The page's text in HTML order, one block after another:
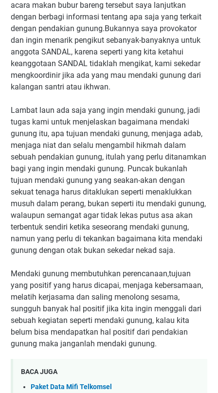
acara makan bubur bareng tersebut saya lanjutkan
dengan berbagi informasi tentang apa saja yang terkait
dengan pendakian gunung.Bukannya saya provokator
dan ingin menarik pengikut sebanyak-banyaknya untuk
anggota SANDAL, karena seperti yang kita ketahui
keanggotaan SANDAL tidaklah mengikat, kami sekedar
mengkoordinir jika ada yang mau mendaki gunung dari
kalangan santri atau ikhwan.
Lambat laun ada saja yang ingin mendaki gunung, jadi
tugas kami untuk menjelaskan bagaimana mendaki
gunung itu, apa tujuan mendaki gunung, menjaga adab,
menjaga niat dan selalu mengambil hikmah dalam
sebuah pendakian gunung, itulah yang perlu ditanamkan
bagi yang ingin mendaki gunung. Puncak bukanlah
tujuan mendaki gunung yang seakan-akan dengan
sekuat tenaga harus ditaklukan seperti menaklukkan
musuh dalam perang, bukan seperti itu mendaki gunung,
walaupun semangat agar tidak lekas putus asa akan
terbentuk sendiri ketika seseorang mendaki gunung,
namun yang perlu di tekankan bagaimana kita mendaki
gunung dengan otak bukan sekedar nekad saja.
Mendaki gunung membutuhkan perencanaan,tujuan
yang positif yang harus dicapai, menjaga kebersamaan,
melatih kerjasama dan saling menolong sesama,
sungguh banyak hal positif jika kita ingin menggali dari
sebuah kegiatan seperti mendaki gunung, kalau kita
belum bisa mendapatkan hal positif dari pendakian
gunung maka janganlah mendaki gunung.
BACA JUGA
Paket Data Mifi Telkomsel